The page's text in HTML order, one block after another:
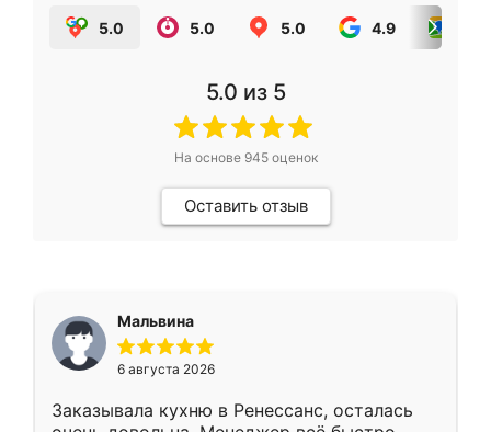
5.0 5.0 5.0 4.9
5.0 из 5
На основе 945оценок
Оставить отзыв
Мальвина
6 августа 2026
Заказывала кухню в Ренессанс, осталась